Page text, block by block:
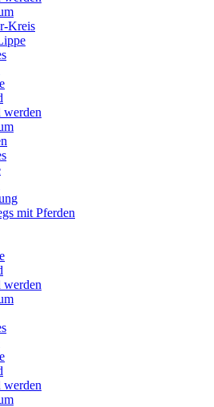
Kreis
mit Pferden